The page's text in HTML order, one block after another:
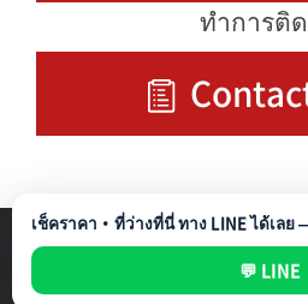
ทำการติ
เช็คราคา・ที่ว่างที่นี่ ทาง LINE ได้เล
💬 LINE
NIPPON PARKING
รับบริหารที่จอดรถ Privacy Policy